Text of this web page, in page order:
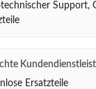
Support,
Ersatzteile